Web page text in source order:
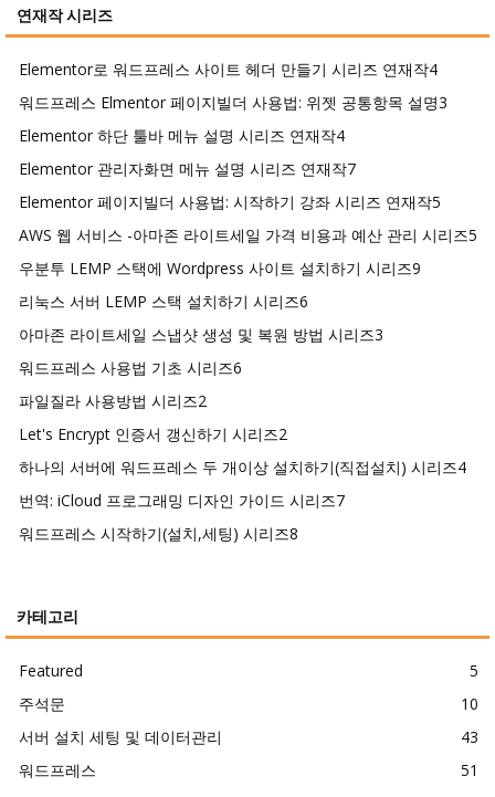
연재작 시리즈
Elementor로 워드프레스 사이트 헤더 만들기 시리즈 연재작4
워드프레스 Elmentor 페이지빌더 사용법: 위젯 공통항목 설명3
Elementor 하단 툴바 메뉴 설명 시리즈 연재작4
Elementor 관리자화면 메뉴 설명 시리즈 연재작7
Elementor 페이지빌더 사용법: 시작하기 강좌 시리즈 연재작5
AWS 웹 서비스 -아마존 라이트세일 가격 비용과 예산 관리 시리즈5
우분투 LEMP 스택에 Wordpress 사이트 설치하기 시리즈9
리눅스 서버 LEMP 스택 설치하기 시리즈6
아마존 라이트세일 스냅샷 생성 및 복원 방법 시리즈3
워드프레스 사용법 기초 시리즈6
파일질라 사용방법 시리즈2
Let's Encrypt 인증서 갱신하기 시리즈2
하나의 서버에 워드프레스 두 개이상 설치하기(직접설치) 시리즈4
번역: iCloud 프로그래밍 디자인 가이드 시리즈7
워드프레스 시작하기(설치,세팅) 시리즈8
카테고리
Featured
5
주석문
10
서버 설치 세팅 및 데이터관리
43
워드프레스
51